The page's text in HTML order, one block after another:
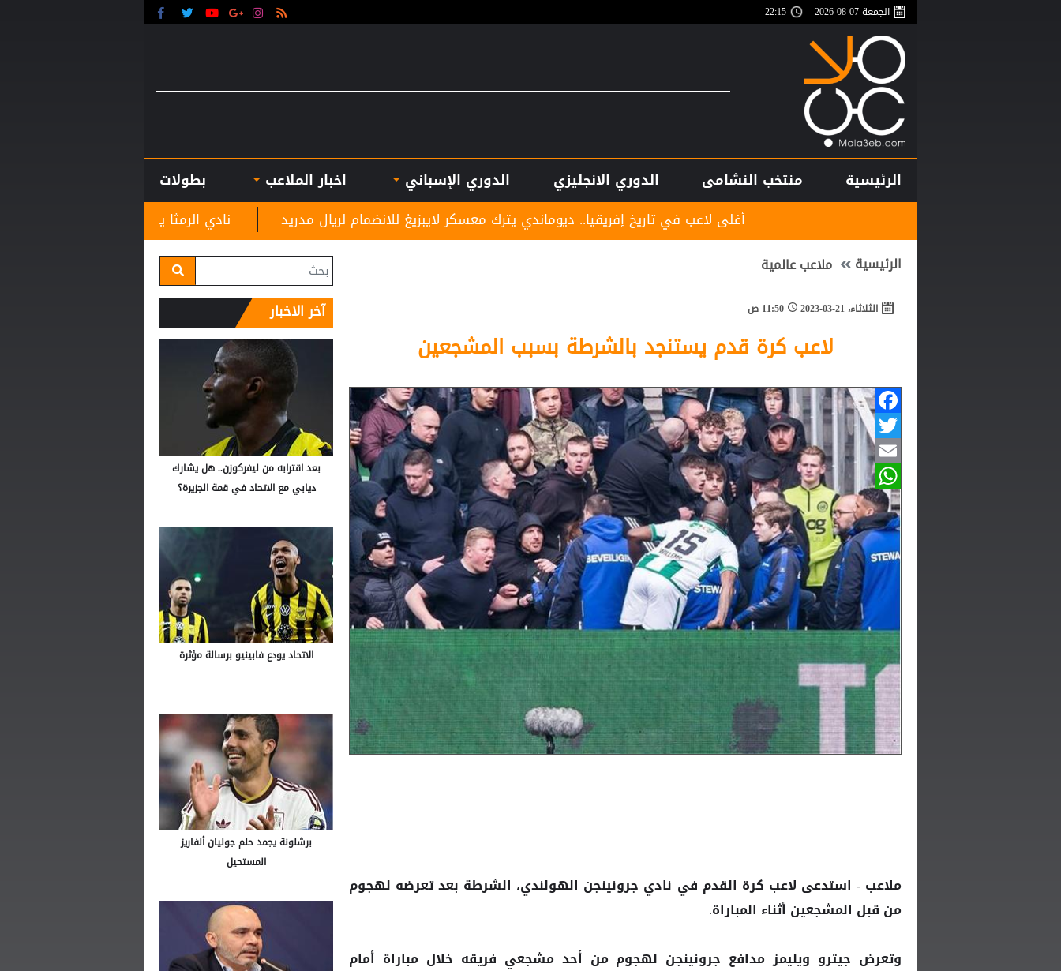
الجمعة 07-08-2026 22:15
الرئيسية منتخب النشامى الدوري الانجليزي الدوري الإسباني اخبار الملاعب
بطولات
نادي الرمثا يستقبل مدربه الجديد غاسانين استعدادًا
أغلى لاعب في تاريخ إفريقيا.. ديوماندي يترك معسكر لايبزيغ للانضمام لريال مدريد
الرئيسية ملاعب عالمية
الثلاثاء، 21-03-2023 11:50 ص
لاعب كرة قدم يستنجد بالشرطة بسبب المشجعين
Facebook
Twitter
Email
WhatsApp
ملاعب - استدعى لاعب كرة القدم في نادي جرونينجن الهولندي، الشرطة بعد تعرضه لهجوم
من قبل المشجعين أثناء المباراة.
وتعرض جيترو ويليمز مدافع جرونينجن لهجوم من أحد مشجعي فريقه خلال مباراة أمام
آخر الاخبار
بعد اقترابه من ليفركوزن.. هل يشارك
ديابي مع الاتحاد في قمة الجزيرة؟
الاتحاد يودع فابينيو برسالة مؤثرة
برشلونة يجمد حلم جوليان ألفاريز
المستحيل